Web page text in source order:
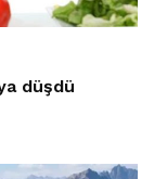
düşdü